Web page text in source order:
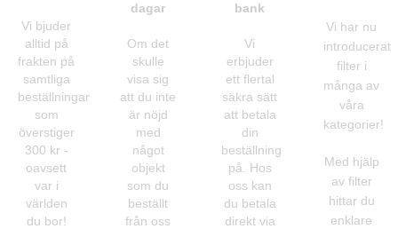
Vi bjuder
alltid på
frakten på
samtliga
beställningar
som
överstiger
300 kr -
oavsett
var i
världen
du bor!
dagar
Om det
skulle
visa sig
att du inte
är nöjd
med
något
objekt
som du
beställt
från oss
bank
Vi
erbjuder
ett flertal
säkra sätt
att betala
din
beställning
på. Hos
oss kan
du betala
direkt via
Vi har nu
introducerat
filter i
många av
våra
kategorier!
Med hjälp
av filter
hittar du
enklare